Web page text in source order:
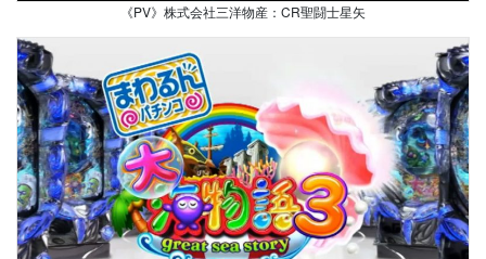
《PV》株式会社三洋物産：CR聖闘士星矢